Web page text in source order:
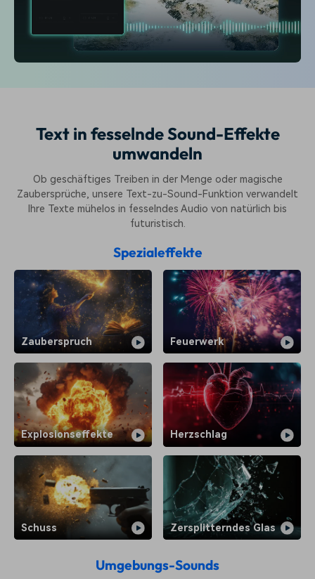
Text in fesselnde Sound-Effekte
umwandeln
Ob geschäftiges Treiben in der Menge oder magische
Zaubersprüche, unsere Text-zu-Sound-Funktion verwandelt
Ihre Texte mühelos in fesselndes Audio von natürlich bis
futuristisch.
Spezialeffekte
Zauberspruch Feuerwerk
Explosionseffekte Herzschlag
Schuss Zersplitterndes Glas
Umgebungs-Sounds